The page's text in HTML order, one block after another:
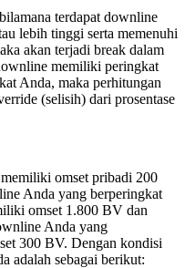
terdapat downline
lebih tinggi serta memenuhi
akan terjadi break dalam
memiliki peringkat
Anda, maka perhitungan
(selisih) dari prosentase
omset pribadi 200
Anda yang berperingkat
omset 1.800 BV dan
Anda yang
300 BV. Dengan kondisi
adalah sebagai berikut: